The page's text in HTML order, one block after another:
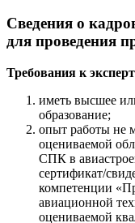
Сведения о
для проведения
Требования к
иметь высшее
образование;
опыт работы не
оцениваемой
СПК в
сертификат/
компетенции
авиационной
оцениваемой